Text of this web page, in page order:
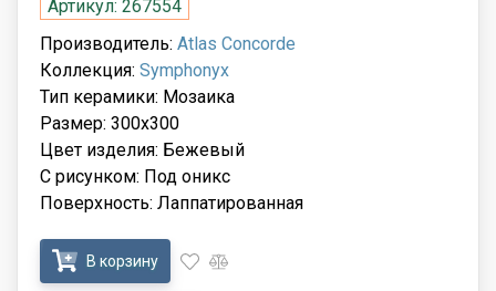
Артикул: 267554
Производитель: Atlas Concorde
Коллекция: Symphonyx
Тип керамики: Мозаика
Размер: 300x300
Цвет изделия: Бежевый
С рисунком: Под оникс
Поверхность: Лаппатированная
В корзину